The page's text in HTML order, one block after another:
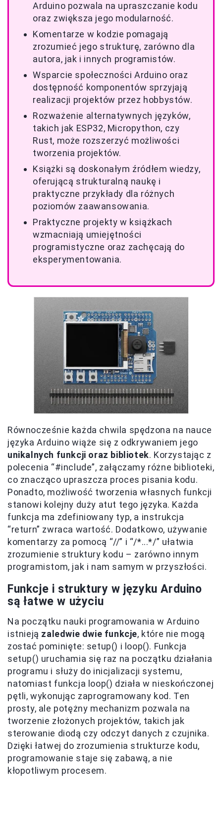
Arduino pozwala na upraszczanie kodu
oraz zwiększa jego modularność.
Komentarze w kodzie pomagają
zrozumieć jego strukturę, zarówno dla
autora, jak i innych programistów.
Wsparcie społeczności Arduino oraz
dostępność komponentów sprzyjają
realizacji projektów przez hobbystów.
Rozważenie alternatywnych języków,
takich jak ESP32, Micropython, czy
Rust, może rozszerzyć możliwości
tworzenia projektów.
Książki są doskonałym źródłem wiedzy,
oferującą strukturalną naukę i
praktyczne przykłady dla różnych
poziomów zaawansowania.
Praktyczne projekty w książkach
wzmacniają umiejętności
programistyczne oraz zachęcają do
eksperymentowania.
Równocześnie każda chwila spędzona na nauce
języka Arduino wiąże się z odkrywaniem jego
unikalnych funkcji oraz bibliotek. Korzystając z
polecenia “#include”, załączamy różne biblioteki,
co znacząco upraszcza proces pisania kodu.
Ponadto, możliwość tworzenia własnych funkcji
stanowi kolejny duży atut tego języka. Każda
funkcja ma zdefiniowany typ, a instrukcja
“return” zwraca wartość. Dodatkowo, używanie
komentarzy za pomocą “//” i “/*...*/” ułatwia
zrozumienie struktury kodu – zarówno innym
programistom, jak i nam samym w przyszłości.
Funkcje i struktury w języku Arduino
są łatwe w użyciu
Na początku nauki programowania w Arduino
istnieją zaledwie dwie funkcje, które nie mogą
zostać pominięte: setup() i loop(). Funkcja
setup() uruchamia się raz na początku działania
programu i służy do inicjalizacji systemu,
natomiast funkcja loop() działa w nieskończonej
pętli, wykonując zaprogramowany kod. Ten
prosty, ale potężny mechanizm pozwala na
tworzenie złożonych projektów, takich jak
sterowanie diodą czy odczyt danych z czujnika.
Dzięki łatwej do zrozumienia strukturze kodu,
programowanie staje się zabawą, a nie
kłopotliwym procesem.